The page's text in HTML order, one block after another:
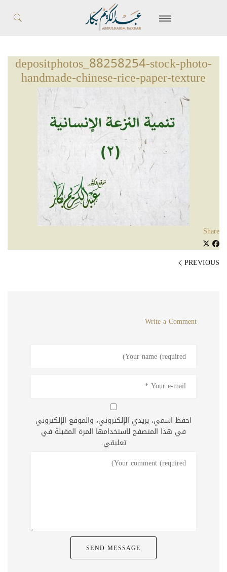
depositphotos_88258254-stock-photo-
handmade-chinese-rice-paper-texture
Share
PREVIOUS
Write a Comment
احفظ اسمي، بريدي الإلكتروني، والموقع الإلكتروني
في هذا المتصفح لاستخدامها المرة المقبلة في
تعليقي.